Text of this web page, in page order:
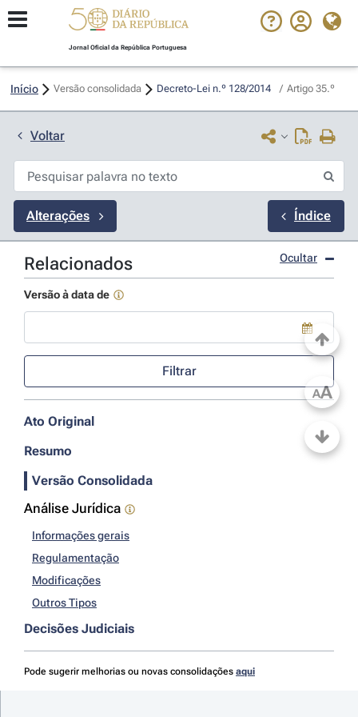
Jornal Oficial da República Portuguesa
Início Versão consolidada Decreto-Lei n.º 128/2014 / Artigo 35.º
Voltar
Alterações Índice
Relacionados Ocultar
Versão à data de
Use a tecla de seta para baixo para abrir o calendário; Use as
Filtrar
Ato Original
Resumo
Versão Consolidada
Análise Jurídica
Informações gerais
Regulamentação
Modificações
Outros Tipos
Decisões Judiciais
Pode sugerir melhorias ou novas consolidações aqui
AA